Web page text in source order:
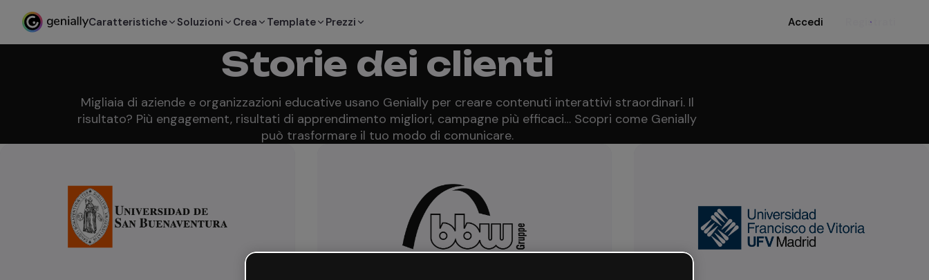
Caratteristiche Soluzioni Crea Template Prezzi Accedi Registrati
Storie dei clienti
Migliaia di aziende e organizzazioni educative usano Genially per creare contenuti interattivi straordinari. Il
risultato? Più engagement, risultati di apprendimento migliori, campagne più efficaci… Scopri come Genially
può trasformare il tuo modo di comunicare.